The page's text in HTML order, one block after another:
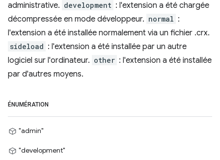
administrative. development : l'extension a été chargée
décompressée en mode développeur. normal :
l'extension a été installée normalement via un fichier .crx.
sideload : l'extension a été installée par un autre
logiciel sur l'ordinateur. other : l'extension a été installée
par d'autres moyens.
ÉNUMÉRATION
"admin"
"development"